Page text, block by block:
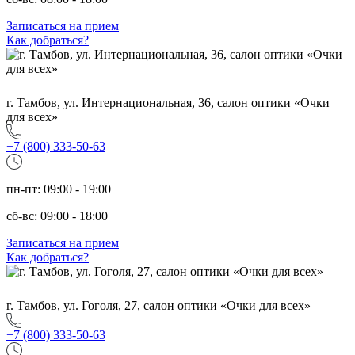
Записаться на прием
Как добраться?
г. Тамбов, ул. Интернациональная, 36, салон оптики «Очки
для всех»
+7 (800) 333-50-63
пн-пт: 09:00 - 19:00
сб-вс: 09:00 - 18:00
Записаться на прием
Как добраться?
г. Тамбов, ул. Гоголя, 27, салон оптики «Очки для всех»
+7 (800) 333-50-63